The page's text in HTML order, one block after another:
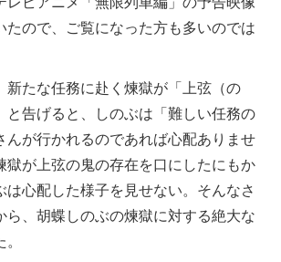
たので、ご覧になった方も多いのでは
たな任務に赴く煉獄が「上弦（の
と告げると、しのぶは「難しい任務の
んが行かれるのであれば心配ありませ
獄が上弦の鬼の存在を口にしたにもか
は心配した様子を見せない。そんなさ
ら、胡蝶しのぶの煉獄に対する絶大な